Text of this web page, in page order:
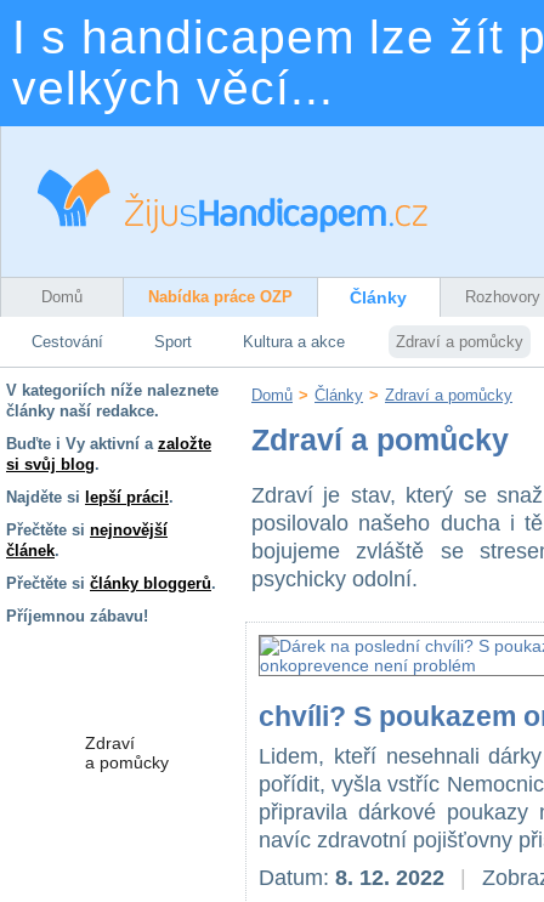
I s handicapem lze žít
velkých věcí...
Domů Nabídka práce OZP Články Rozhovory
Cestování Sport Kultura a akce Zdraví a pomůcky
V kategoriích níže naleznete
články naší redakce.
Buďte i Vy aktivní a založte
si svůj blog.
Najděte si lepší práci!.
Přečtěte si nejnovější
článek.
Přečtěte si články bloggerů.
Příjemnou zábavu!
Zdraví
a pomůcky
Domů > Články > Zdraví a pomůcky
Zdraví a pomůcky
Zdraví je stav, který se
posilovalo našeho ducha i
bojujeme zvláště se
psychicky odolní.
chvíli? S poukazem
Lidem, kteří nesehnali
pořídit, vyšla vstříc
připravila dárkové
navíc zdravotní pojišťovny
Datum: 8. 12. 2022